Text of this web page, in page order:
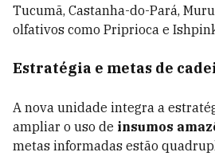
Tucumã, Castanha-do-Pará,
olfativos como Priprioca e
Estratégia e metas de
A nova unidade integra a
ampliar o uso de insumos
metas informadas estão